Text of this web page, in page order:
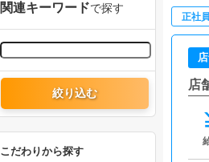
正社員
店
関連キーワードで探す
絞り込む
こだわりから探す